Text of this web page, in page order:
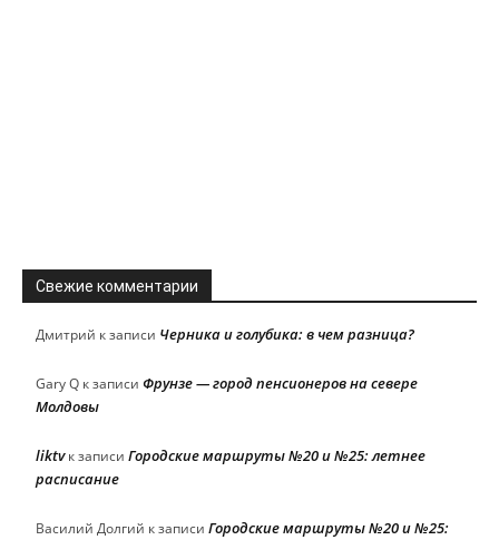
Свежие комментарии
Дмитрий к записи Черника и голубика: в чем разница?
Gary Q к записи Фрунзе — город пенсионеров на севере
Молдовы
liktvк записи Городские маршруты №20 и №25: летнее
расписание
Василий Долгий к записи Городские маршруты №20 и №25: